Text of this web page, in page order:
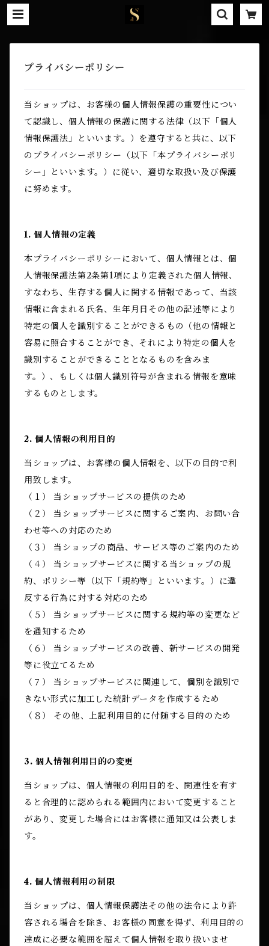
プライバシーポリシー
当ショップは、お客様の個人情報保護の重要性につい
て認識し、個人情報の保護に関する法律（以下「個人
情報保護法」といいます。）を遵守すると共に、以下
のプライバシーポリシー（以下「本プライバシーポリ
シー」といいます。）に従い、適切な取扱い及び保護
に努めます。
1. 個人情報の定義
本プライバシーポリシーにおいて、個人情報とは、個
人情報保護法第2条第1項により定義された個人情報、
すなわち、生存する個人に関する情報であって、当該
情報に含まれる氏名、生年月日その他の記述等により
特定の個人を識別することができるもの（他の情報と
容易に照合することができ、それにより特定の個人を
識別することができることとなるものを含みま
す。）、もしくは個人識別符号が含まれる情報を意味
するものとします。
2. 個人情報の利用目的
当ショップは、お客様の個人情報を、以下の目的で利
用致します。
（１） 当ショップサービスの提供のため
（２） 当ショップサービスに関するご案内、お問い合
わせ等への対応のため
（３） 当ショップの商品、サービス等のご案内のため
（４） 当ショップサービスに関する当ショップの規
約、ポリシー等（以下「規約等」といいます。）に違
反する行為に対する対応のため
（５） 当ショップサービスに関する規約等の変更など
を通知するため
（６） 当ショップサービスの改善、新サービスの開発
等に役立てるため
（７） 当ショップサービスに関連して、個別を識別で
きない形式に加工した統計データを作成するため
（８） その他、上記利用目的に付随する目的のため
3. 個人情報利用目的の変更
当ショップは、個人情報の利用目的を、関連性を有す
ると合理的に認められる範囲内において変更すること
があり、変更した場合にはお客様に通知又は公表しま
す。
4. 個人情報利用の制限
当ショップは、個人情報保護法その他の法令により許
容される場合を除き、お客様の同意を得ず、利用目的の
達成に必要な範囲を超えて個人情報を取り扱いませ